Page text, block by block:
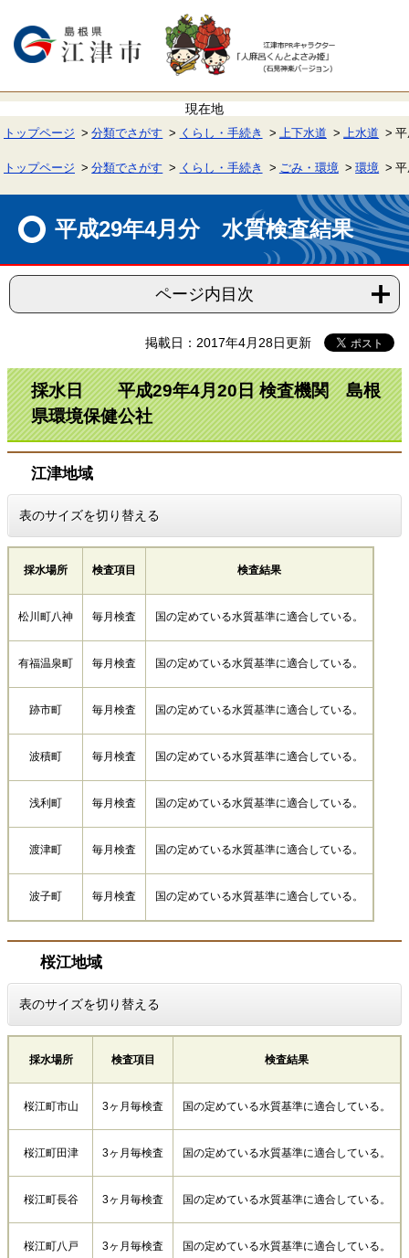
で
ば
本
へ
トップページ 分類でさがす くらし・手続き 上下水道 上水道
トップページ 分類でさがす くらし・手続き ごみ・環境 環境
平成29年4月分 水質検査結果
ページ内目次
掲載日：2017年4月28日更新
採水日 平成29年4月20日 検査機関 島根
県環境保健公社
江津地域
表のサイズを切り替える
採水場所 検査項目 検査結果
松川町八神 毎月検査 国の定めている水質基準に適合している。
有福温泉町 毎月検査 国の定めている水質基準に適合している。
跡市町 毎月検査 国の定めている水質基準に適合している。
波積町 毎月検査 国の定めている水質基準に適合している。
浅利町 毎月検査 国の定めている水質基準に適合している。
渡津町 毎月検査 国の定めている水質基準に適合している。
波子町 毎月検査 国の定めている水質基準に適合している。
桜江地域
表のサイズを切り替える
採水場所 検査項目 検査結果
桜江町市山 3ヶ月毎検査 国の定めている水質基準に適合している。
桜江町田津 3ヶ月毎検査 国の定めている水質基準に適合している。
桜江町長谷 3ヶ月毎検査 国の定めている水質基準に適合している。
桜江町八戸 3ヶ月毎検査 国の定めている水質基準に適合している。